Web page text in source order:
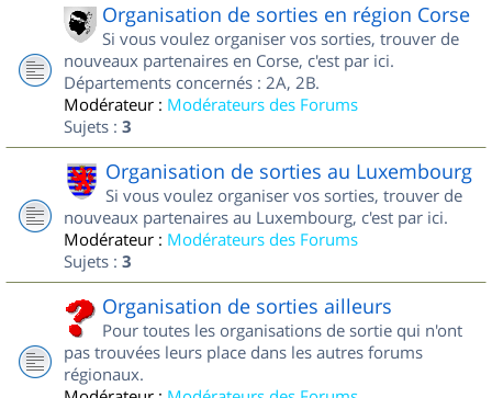
Organisation de sorties en région Corse
Si vous voulez organiser vos sorties, trouver de
nouveaux partenaires en Corse, c'est par ici.
Départements concernés : 2A, 2B.
Modérateur : Modérateurs des Forums
Sujets : 3
Organisation de sorties au Luxembourg
Si vous voulez organiser vos sorties, trouver de
nouveaux partenaires au Luxembourg, c'est par ici.
Modérateur : Modérateurs des Forums
Sujets : 3
Organisation de sorties ailleurs
Pour toutes les organisations de sortie qui n'ont
pas trouvées leurs place dans les autres forums
régionaux.